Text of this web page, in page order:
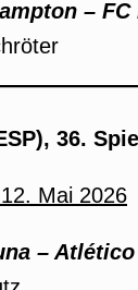
–
36.
Mai 2026
–